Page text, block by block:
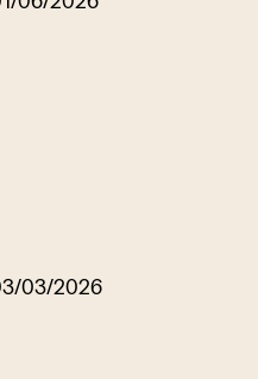
03/03/2026